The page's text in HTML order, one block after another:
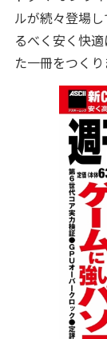
ルが続々登場
るべく安く快
た一冊をつくり